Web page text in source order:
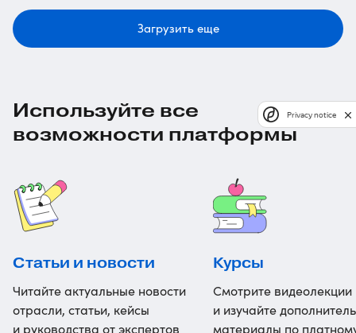
Загрузить еще
Используйте все
возможности платформы
Статьи и новости
Читайте актуальные новости
отрасли, статьи, кейсы
и руководства от экспертов
Курсы
Смотрите видеолекции
и изучайте
материалы по
Privacy notice